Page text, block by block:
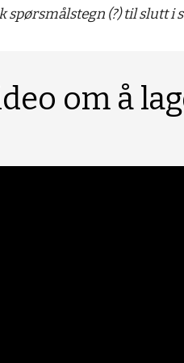
spørsmålstegn (?) til slutt i
om å